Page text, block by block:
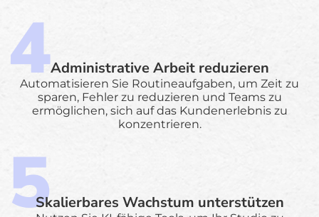
Administrative Arbeit reduzieren
Automatisieren Sie Routineaufgaben, um Zeit zu
sparen, Fehler zu reduzieren und Teams zu
ermöglichen, sich auf das Kundenerlebnis zu
konzentrieren.
Skalierbares Wachstum unterstützen